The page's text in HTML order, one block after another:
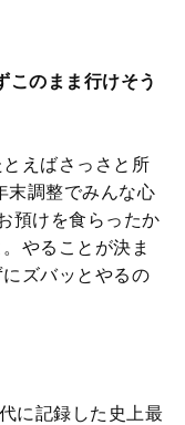
のまま行けそう
えばさっさと所
末調整でみんな心
預けを食らったか
やることが決ま
ズバッとやるの
に記録した史上最